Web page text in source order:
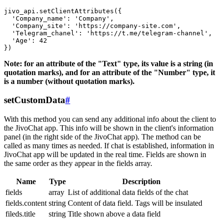
jivo_api.setClientAttributes({
  'Company_name': 'Company',
  'Company_site': 'https://company-site.com',
  'Telegram_chanel': 'https://t.me/telegram-channel',
  'Age': 42
Note: for an attribute of the "Text" type, its value is a string (in
quotation marks), and for an attribute of the "Number" type, it
is a number (without quotation marks).
setCustomData#
With this method you can send any additional info about the client to
the JivoChat app. This info will be shown in the client's information
panel (in the right side of the JivoChat app). The method can be
called as many times as needed. If chat is established, information in
JivoChat app will be updated in the real time. Fields are shown in
the same order as they appear in the fields array.
Name Type
Description
fields
array List of additional data fields of the chat
fields.content string Content of data field. Tags will be insulated
fileds.title
string Title shown above a data field